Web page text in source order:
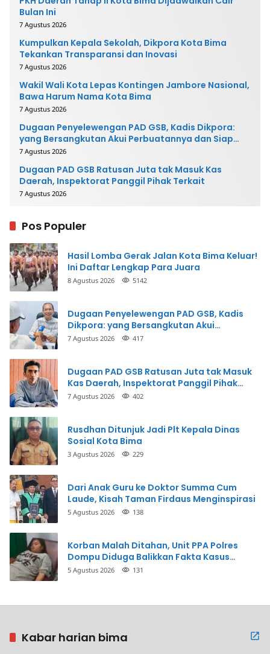
Bulan Ini
7 Agustus 2026
Kumpulkan Kepala Sekolah, Dikpora Kota Bima
Tekankan Transparansi dan Inovasi
7 Agustus 2026
Wakil Wali Kota Lepas Kontingen Jambore Nasional,
Bawa Harum Nama Kota Bima
7 Agustus 2026
Dugaan Penyelewengan PAD GSB, Kadis Dikpora:
yang Bersangkutan Akui Perbuatannya dan Siap
Mengembalikan Uang
7 Agustus 2026
Dugaan PAD GSB Ratusan Juta tak Masuk Kas
Daerah, Inspektorat Panggil Pihak Terkait
7 Agustus 2026
Pos Populer
Hasil Lomba Gerak Jalan Kota Bima Keluar!
Ini Daftar Lengkap Para Juara
8 Agustus 2026 5142
Dugaan Penyelewengan PAD GSB, Kadis
Dikpora: yang Bersangkutan Akui
Perbuatannya dan Siap Mengembalikan
7 Agustus 2026 417
Dugaan PAD GSB Ratusan Juta tak Masuk
Kas Daerah, Inspektorat Panggil Pihak
Terkait
7 Agustus 2026 402
Rusdhan Ditunjuk Jadi Plt Kepala Dinas
Sosial Kota Bima
3 Agustus 2026 229
Dari Anak Guru ke Doktor Summa Cum
Laude, Kisah Taman Firdaus Menginspirasi
5 Agustus 2026 138
Korban Malah Ditahan, Unit PPA Polres
Dompu Diduga Balikkan Fakta Kasus
Penganiayaan
5 Agustus 2026 131
Kabar harian bima